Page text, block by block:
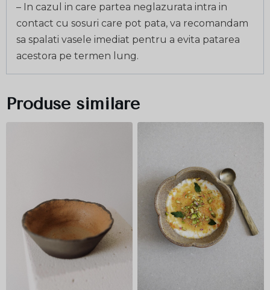
– In cazul in care partea neglazurata intra in
contact cu sosuri care pot pata, va recomandam
sa spalati vasele imediat pentru a evita patarea
acestora pe termen lung.
Produse similare